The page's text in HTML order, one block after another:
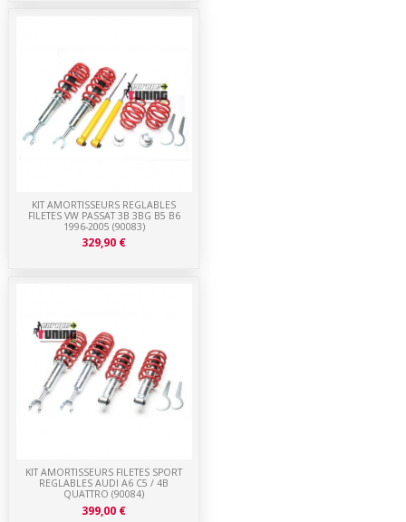
KIT AMORTISSEURS FILETES SPORT
REGLABLES AUDI A6 C5 / 4B
QUATTRO (90084)
399,00 €
KIT AMORTISSEURS REGLABLES
FILETES VW PASSAT 3B 3BG B5 B6
1996-2005 (90083)
329,90 €